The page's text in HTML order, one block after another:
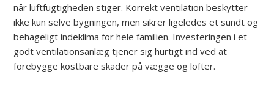
når luftfugtigheden stiger. Korrekt ventilation beskytter
ikke kun selve bygningen, men sikrer ligeledes et sundt og
behageligt indeklima for hele familien. Investeringen i et
godt ventilationsanlæg tjener sig hurtigt ind ved at
forebygge kostbare skader på vægge og lofter.